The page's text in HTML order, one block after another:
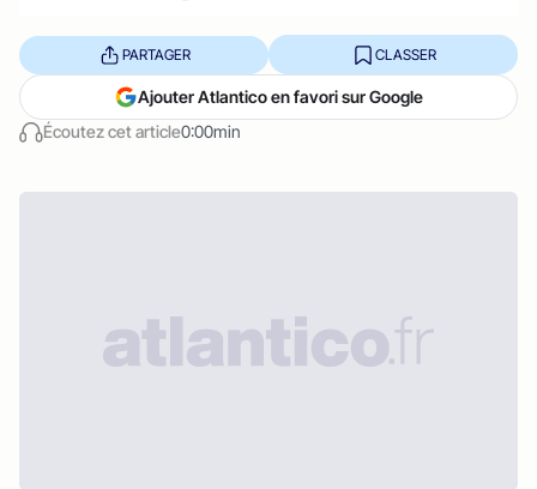
Écoutez cet article0:00min
PARTAGER CLASSER
Ajouter Atlantico en favori sur Google